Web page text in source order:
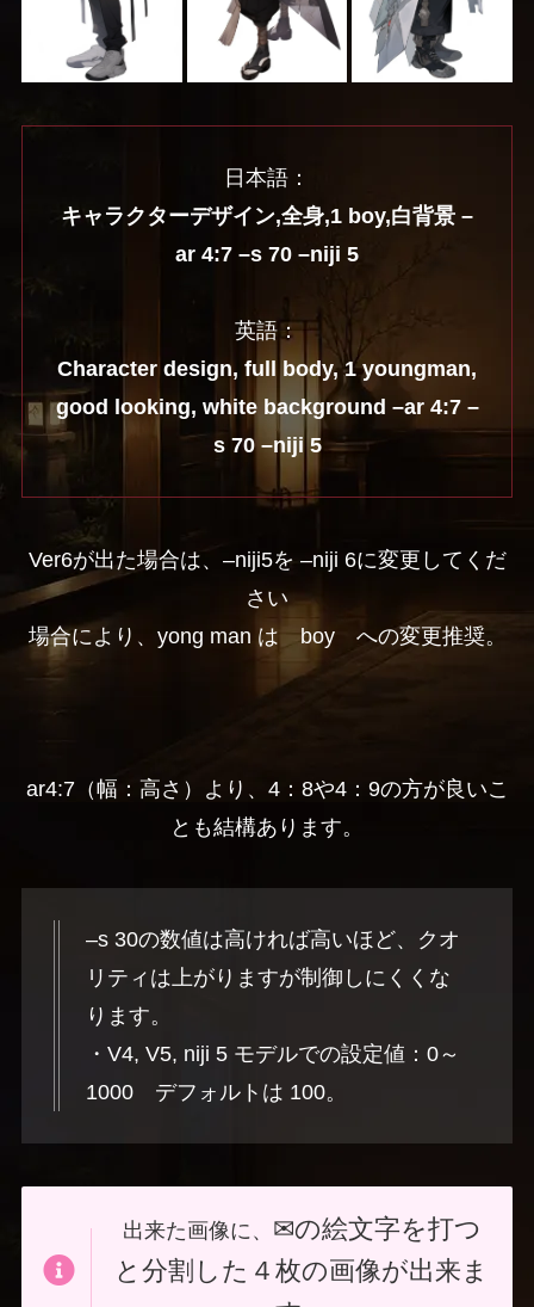
日本語：
キャラクターデザイン,全身,1 boy,白背景 –
ar 4:7 –s 70 –niji 5
英語：
Character design, full body, 1 youngman,
good looking, white background –ar 4:7 –
s 70 –niji 5
Ver6が出た場合は、–niji5を –niji 6に変更してくだ
さい
場合により、yong man は boy への変更推奨。
ar4:7（幅：高さ）より、4：8や4：9の方が良いこ
とも結構あります。
–s 30の数値は高ければ高いほど、クオ
リティは上がりますが制御しにくくな
ります。
・V4, V5, niji 5 モデルでの設定値：0～
1000 デフォルトは 100。
出来た画像に、 ✉の絵文字を打つ
と分割した４枚の画像が出来ま